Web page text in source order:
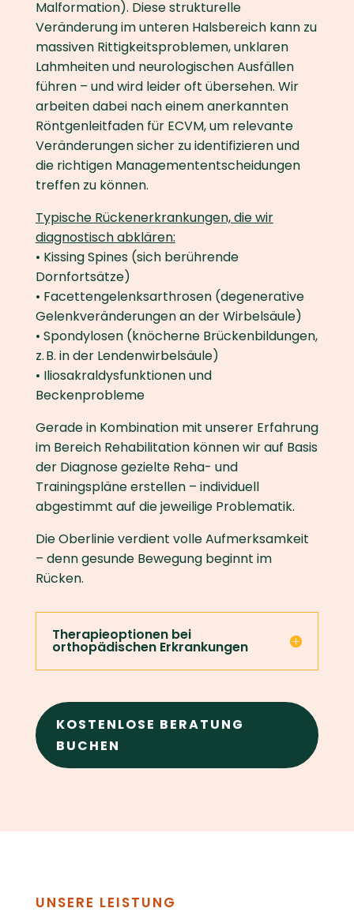
Malformation). Diese strukturelle
Veränderung im unteren Halsbereich kann zu
massiven Rittigkeitsproblemen, unklaren
Lahmheiten und neurologischen Ausfällen
führen – und wird leider oft übersehen. Wir
arbeiten dabei nach einem anerkannten
Röntgenleitfaden für ECVM, um relevante
Veränderungen sicher zu identifizieren und
die richtigen Managemententscheidungen
treffen zu können.
Typische Rückenerkrankungen, die wir
diagnostisch abklären:
• Kissing Spines (sich berührende
Dornfortsätze)
• Facettengelenksarthrosen (degenerative
Gelenkveränderungen an der Wirbelsäule)
• Spondylosen (knöcherne Brückenbildungen,
z. B. in der Lendenwirbelsäule)
• Iliosakraldysfunktionen und
Beckenprobleme
Gerade in Kombination mit unserer Erfahrung
im Bereich Rehabilitation können wir auf Basis
der Diagnose gezielte Reha- und
Trainingspläne erstellen – individuell
abgestimmt auf die jeweilige Problematik.
Die Oberlinie verdient volle Aufmerksamkeit
– denn gesunde Bewegung beginnt im
Rücken.
Therapieoptionen bei
orthopädischen Erkrankungen
KOSTENLOSE BERATUNG
BUCHEN
UNSERE LEISTUNG